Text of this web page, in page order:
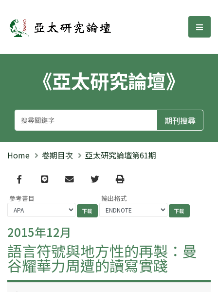
亞太研究論壇 選
《亞太研究論壇》
Home 卷期目次 亞太研究論壇第61期
Facebook
line email TwitterPrint
參考書目 輸出格式
2015年12月
語言符號與地方性的再製：曼
谷耀華力周遭的讀寫實踐